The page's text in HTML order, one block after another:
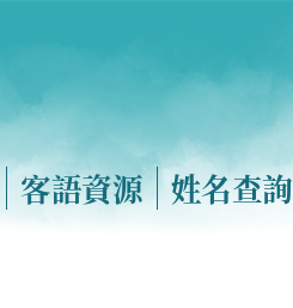
客語資源 姓名查詢